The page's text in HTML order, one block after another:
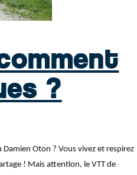
?
Damien Oton ? Vous vivez et respirez
! Mais attention, le VTT de